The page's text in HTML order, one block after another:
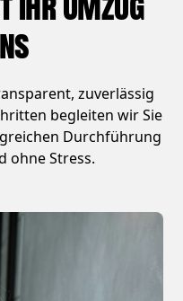
zuverlässig
begleiten wir Sie
Durchführung
ohne Stress.